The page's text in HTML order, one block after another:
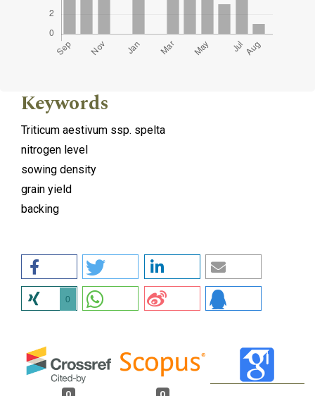
Keywords
Triticum aestivum ssp. spelta
nitrogen level
sowing density
grain yield
backing
0